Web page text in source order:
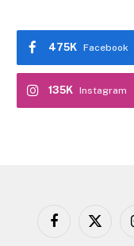
Facebook
475K
Instagram
135K
Facebook
X